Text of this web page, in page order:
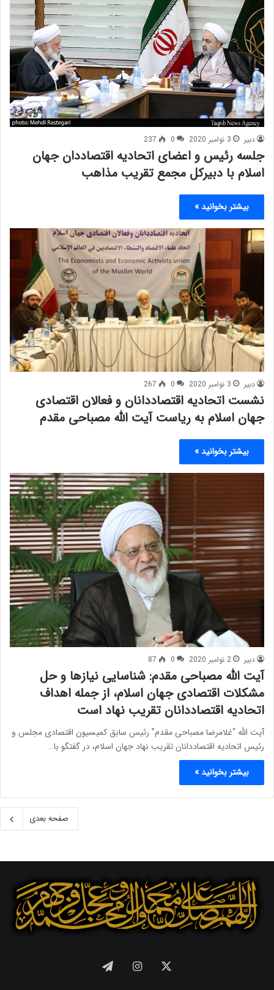
دبیر 3 نوامبر 2020 0
237
جلسه رئیس و اعضای اتحادیه اقتصاددان جهان
اسلام با دبیرکل مجمع تقریب مذاهب
بیشتر بخوانید »
دبیر 3 نوامبر 2020 0
267
نشست اتحادیه اقتصاددانان و فعالان اقتصادی
جهان اسلام به ریاست آیت الله مصباحی مقدم
بیشتر بخوانید »
دبیر 2 نوامبر 2020 0
87
آیت الله مصباحی مقدم: شناسایی نیازها و حل
مشکلات اقتصادی جهان اسلام، از جمله اهداف
اتحادیه اقتصاددانان تقریب نهاد است
آیت الله “غلامرضا مصباحی مقدم” رئیس سابق کمیسیون اقتصادی مجلس و
رئیس اتحادیه اقتصاددانان تقریب نهاد جهان اسلام، در گفتگو با…
بیشتر بخوانید »
صفحه بعدی
اینستاگرام